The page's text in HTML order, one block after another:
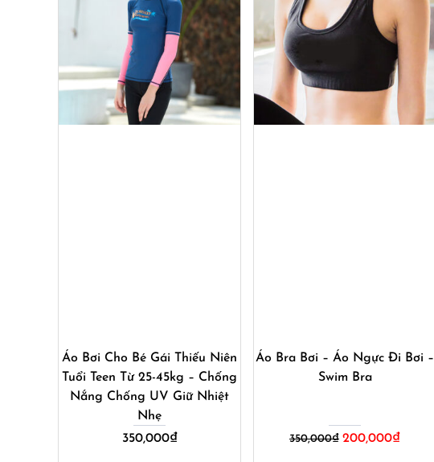
Áo Bơi Cho Bé Gái Thiếu Niên
Tuổi Teen Từ 25-45kg – Chống
Nắng Chống UV Giữ Nhiệt
Nhẹ
350,000₫
Áo Bra Bơi – Áo Ngực Đi Bơi –
Swim Bra
350,000₫ Giá
200,000₫Giá